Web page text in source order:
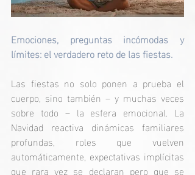
Emociones, preguntas incómodas y
límites: el verdadero reto de las fiestas.
Las fiestas no solo ponen a prueba el
cuerpo, sino también – y muchas veces
sobre todo – la esfera emocional. La
Navidad reactiva dinámicas familiares
profundas, roles que vuelven
automáticamente, expectativas implícitas
que rara vez se declaran pero que se